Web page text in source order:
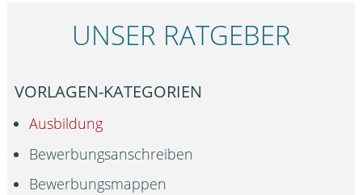
UNSER RATGEBER
VORLAGEN-KATEGORIEN
Ausbildung
Bewerbungsanschreiben
Bewerbungsmappen